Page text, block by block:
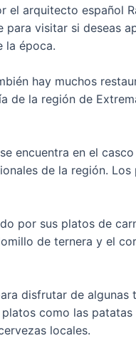
el arquitecto español
visitar si deseas
la época.
hay muchos
de la región de
encuentra en el
de la región. Los
por sus platos de
de ternera y el
disfrutar de algunas
como las
locales.